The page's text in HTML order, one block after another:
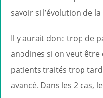
savoir si l’évolution de
Il y aurait donc trop de
anodines si on veut être
patients traités trop
avancé. Dans les 2 cas, le